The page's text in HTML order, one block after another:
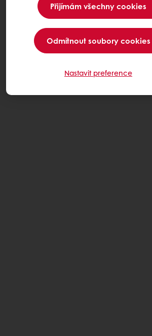
Přijímám všechny cookies
Odmítnout soubory cookies
Nastavit preference